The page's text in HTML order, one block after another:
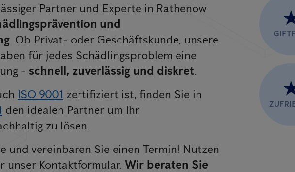
Partner und Experte in Rathenow
und
. Ob Privat- oder Geschäftskunde, unsere
für jedes Schädlingsproblem eine
- schnell, zuverlässig und diskret.
ISO 9001 zertifiziert ist, finden Sie in
den idealen Partner um Ihr
zu lösen.
und vereinbaren Sie einen Termin! Nutzen
unser Kontaktformular. Wir beraten Sie